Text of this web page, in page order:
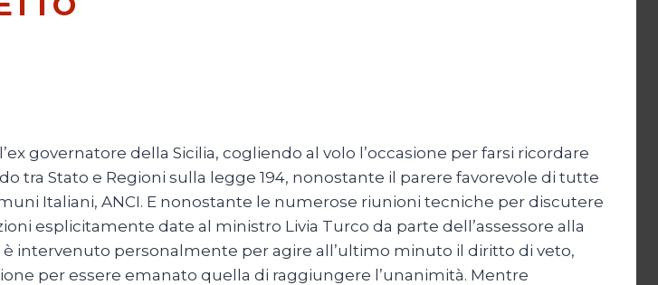
governatore della Sicilia, cogliendo al volo l’occasione per farsi ricordare
tra Stato e Regioni sulla legge 194, nonostante il parere favorevole di tutte
Italiani, ANCI. E nonostante le numerose riunioni tecniche per discutere
esplicitamente date al ministro Livia Turco da parte dell’assessore alla
intervenuto personalmente per agire all’ultimo minuto il diritto di veto,
per essere emanato quella di raggiungere l’unanimità. Mentre